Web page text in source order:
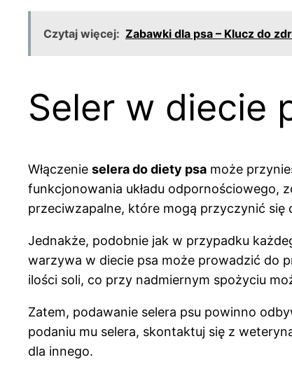
Czytaj więcej: Zabawki dla psa – Klucz do
Seler w diecie
Włączenie selera do diety psa może
funkcjonowania układu odpornościowego,
przeciwzapalne, które mogą przyczynić
Jednakże, podobnie jak w przypadku
warzywa w diecie psa może prowadzić do
ilości soli, co przy nadmiernym spożyciu
Zatem, podawanie selera psu powinno
podaniu mu selera, skontaktuj się z
dla innego.